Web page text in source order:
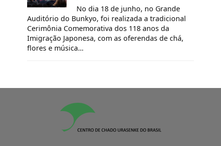
No dia 18 de junho, no Grande
Auditório do Bunkyo, foi realizada a tradicional
Cerimônia Comemorativa dos 118 anos da
Imigração Japonesa, com as oferendas de chá,
flores e música…